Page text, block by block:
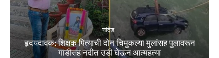
नांदेड
हृदयदावक: शिक्षक पित्याची दोन चिमुकल्या मुलांसह पुलावरून
गाडीसह नदीत उडी घेऊन आत्महत्या